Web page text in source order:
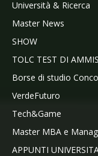
Università & Ricerca
Master News
SHOW
TOLC TEST DI
Borse di studio
VerdeFuturo
Tech&Game
Master MBA e
APPUNTI